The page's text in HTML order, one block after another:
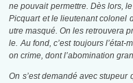
ne pouvait permettre. Dès lors,
Picquart et le lieutenant colonel
utre masqué. On les retrouvera
le. Au fond, c’est toujours
on crime, dont l’abomination
On s’est demandé avec